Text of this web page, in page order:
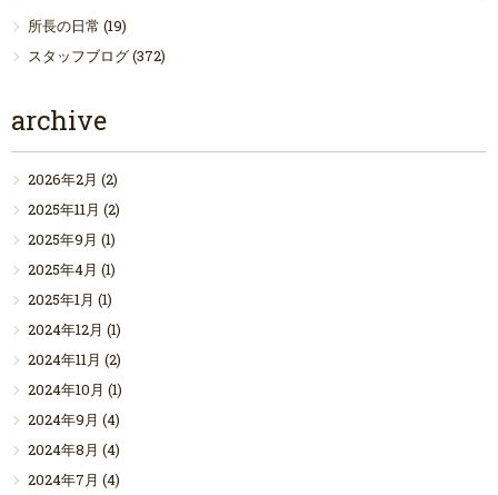
所長の日常 (19)
スタッフブログ(372)
archive
2026年2月 (2)
2025年11月 (2)
2025年9月 (1)
2025年4月 (1)
2025年1月 (1)
2024年12月 (1)
2024年11月 (2)
2024年10月 (1)
2024年9月 (4)
2024年8月 (4)
2024年7月 (4)